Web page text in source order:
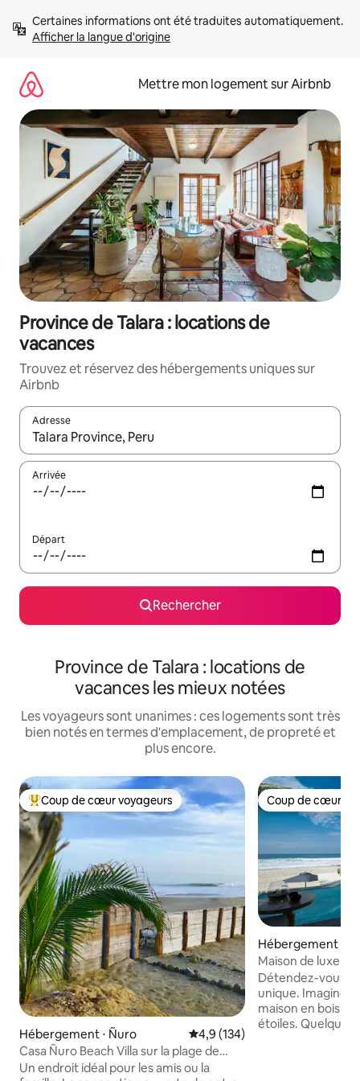
directement
Afficher la langue d'origine
Mettre mon logement sur Airbnb
Province de Talara : locations de
vacances
Trouvez et réservez des hébergements uniques sur
Airbnb
Adresse
Lorsque les résultats s'affichent, utilisez les flèches vers le
Arrivée
Départ
Rechercher
Province de Talara : locations de
vacances les mieux notées
Les voyageurs sont unanimes : ces logements sont très
bien notés en termes d'emplacement, de propreté et
plus encore.
Coups de cœur voyageurs les plus appréciés
Coup de cœur voyageurs
Hébergement ⋅ Ñuro Évaluation moyenne sur la
4,9 (134)
Casa Ñuro Beach Villa sur la plage de
Ñuro, Pérou
Un endroit idéal pour les amis ou la
Coup de cœur
Coup de cœur
Hébergement ⋅
Maison de luxe
piscine,
Détendez-vous
unique. Imaginez
maison en bois
étoiles. Quelques